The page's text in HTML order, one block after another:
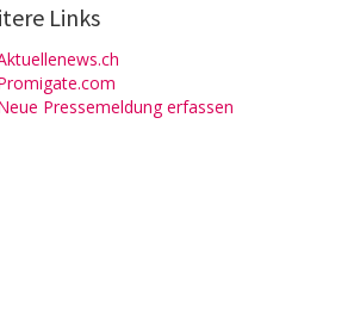
Links
Pressemeldung erfassen